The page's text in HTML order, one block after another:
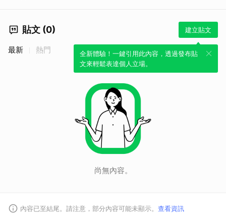
貼文 (0) 建立貼文
全新體驗！一鍵引用此內容，透過發布貼
文來輕鬆表達個人立場。
最新 熱門
尚無內容。
內容已至結尾。請注意，部分內容可能未顯示。 查看資訊